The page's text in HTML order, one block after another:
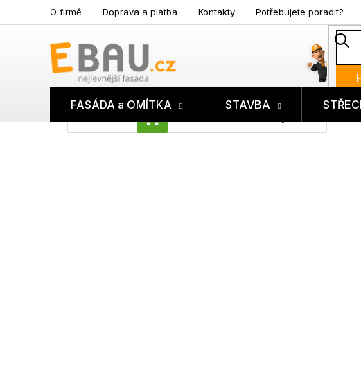
na
O firmě Doprava a platba Kontakty Potřebujete poradit?
NÁKUPNÍ
FASÁDA a OMÍTKA STAVBA